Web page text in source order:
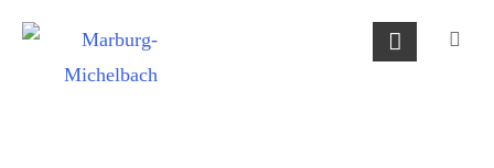
SkipMarburg-
Michelbach